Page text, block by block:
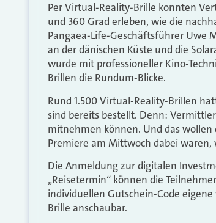
Per Virtual-Reality-Brille konnten
und 360 Grad erleben, wie die
Pangaea-Life-Geschäftsführer Uwe
an der dänischen Küste und die
wurde mit professioneller Kino-
Brillen die Rundum-Blicke.
Rund 1.500 Virtual-Reality-Brillen
sind bereits bestellt. Denn:
mitnehmen können. Und das
Premiere am Mittwoch dabei
Die Anmeldung zur digitalen
„Reisetermin“ können die
individuellen Gutschein-Code
Brille anschaubar.